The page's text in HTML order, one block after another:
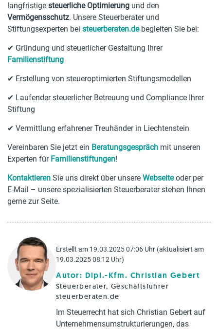
langfristige steuerliche Optimierung und den
Vermögensschutz. Unsere Steuerberater und
Stiftungsexperten bei steuerberaten.debegleiten Sie bei:
✔ Gründung und steuerlicher Gestaltung Ihrer
Familienstiftung
✔ Erstellung von steueroptimierten Stiftungsmodellen
✔ Laufender steuerlicher Betreuung und Compliance Ihrer
Stiftung
✔ Vermittlung erfahrener Treuhänder in Liechtenstein
Vereinbaren Sie jetzt ein Beratungsgespräch mit unseren
Experten für Familienstiftungen!
Kontaktieren Sie uns direkt über unsere Webseiteoder per
E-Mail – unsere spezialisierten Steuerberater stehen Ihnen
gerne zur Seite.
Erstellt am 19.03.2025 07:06 Uhr (aktualisiert am
19.03.2025 08:12 Uhr)
Autor: Dipl.-Kfm. Christian Gebert
Steuerberater, Geschäftsführer
steuerberaten.de
Im Steuerrecht hat sich Christian Gebert auf
Unternehmensumstrukturierungen, das